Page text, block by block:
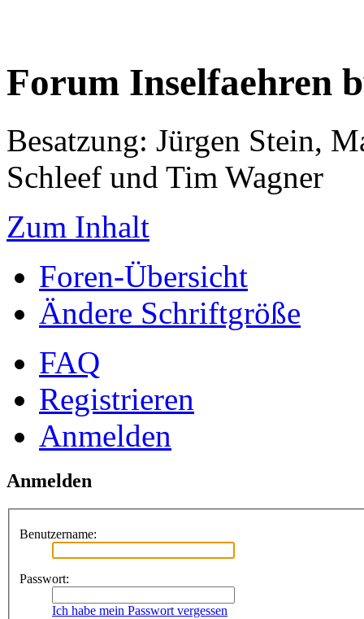
Forum Inselfaehren
Besatzung: Jürgen Stein,
Schleef und Tim Wagner
Zum Inhalt
Foren-Übersicht
Ändere Schriftgröße
FAQ
Registrieren
Anmelden
Anmelden
Benutzername:
Passwort:
Ich habe mein Passwort vergessen